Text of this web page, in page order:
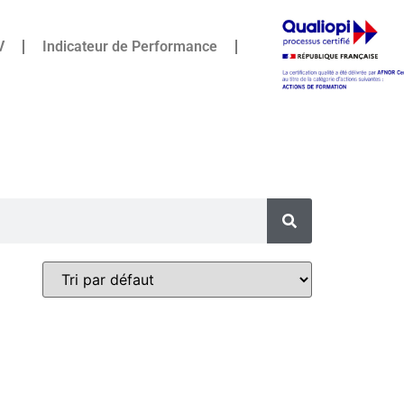
Indicateur de Performance